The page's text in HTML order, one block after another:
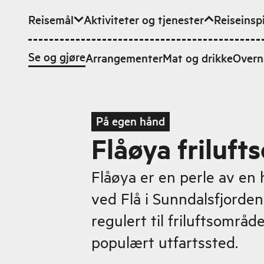
Hopp til hovedinnhold
Reisemål Aktiviteter og tjenester
Se og gjøreArrangementerMat og drikke
På egen hånd
Flåøya
Flåøya er en perle av en
ved Flå i
regulert til
populært utfartssted.